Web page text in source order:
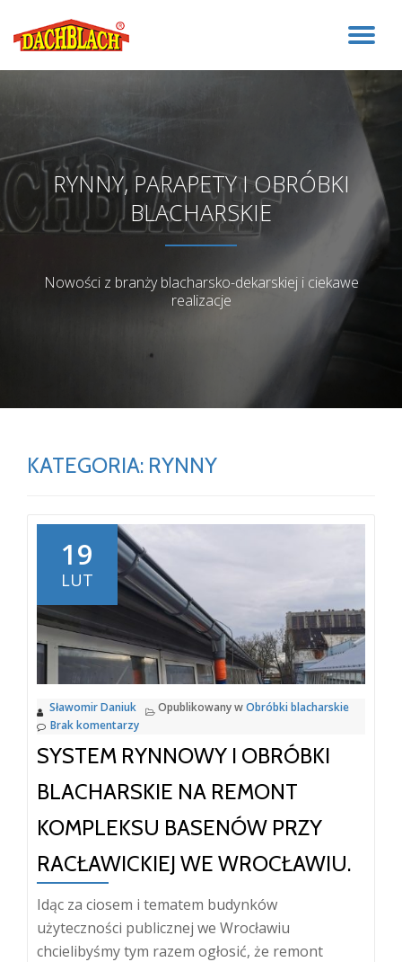
Przejdź
RYNNY, PARAPETY I OBRÓBKI
BLACHARSKIE
Nowości z branży blacharsko-dekarskiej i ciekawe
realizacje
KATEGORIA: RYNNY
19
LUT
Sławomir Daniuk Opublikowany wObróbki blacharskie
Brak komentarzy
SYSTEM RYNNOWY I OBRÓBKI
BLACHARSKIE NA REMONT
KOMPLEKSU BASENÓW PRZY
RACŁAWICKIEJ WE WROCŁAWIU.
Idąc za ciosem i tematem budynków
użyteczności publicznej we Wrocławiu
chcielibyśmy tym razem ogłosić, że remont